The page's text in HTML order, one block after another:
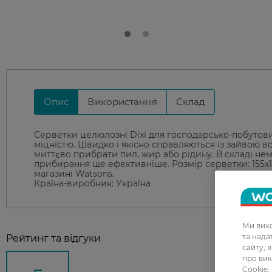
Опис Використання Склад
Серветки целюлозні Dixi для господарсько-
міцністю. Швидко і якісно справляються із зайвою
миттєво прибрати пил, жир або рідину. В складі
прибирання ще ефективніше. Розмір серветки:
магазині Watsons.
Країна-виробник: Україна
Рейтинг та відгуки
Ми
та
сайту,
про
Cookie,